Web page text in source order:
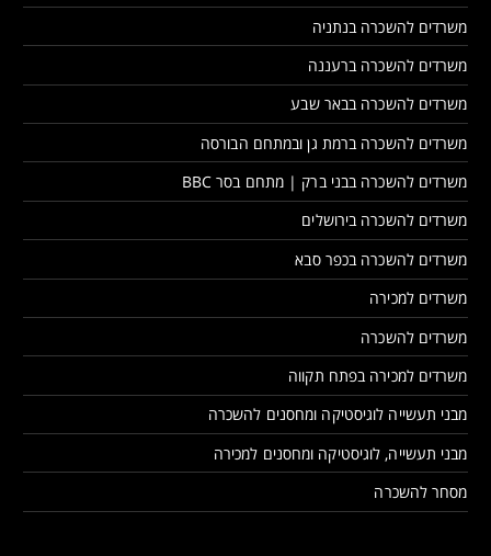
משרדים להשכרה בנתניה
משרדים להשכרה ברעננה
משרדים להשכרה בבאר שבע
משרדים להשכרה ברמת גן ובמתחם הבורסה
משרדים להשכרה בבני ברק | מתחם בסר BBC
משרדים להשכרה בירושלים
משרדים להשכרה בכפר סבא
משרדים למכירה
משרדים להשכרה
משרדים למכירה בפתח תקווה
מבני תעשייה לוגיסטיקה ומחסנים להשכרה
מבני תעשייה, לוגיסטיקה ומחסנים למכירה
מסחר להשכרה